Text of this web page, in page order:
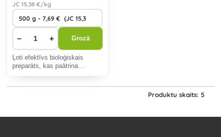
JC15,38 €/kg
− + Grozā
Ļoti efektīvs bioloģiskais
preparāts, kas paātrina
Produktu skaits: 5